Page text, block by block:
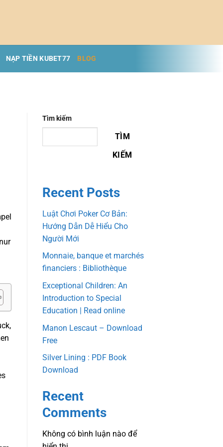
NẠP TIỀN KUBET77 BLOG
Tìm kiếm
TÌM
KIẾM
Recent Posts
Luật Chơi Poker Cơ Bản:
Hướng Dẫn Dễ Hiểu Cho
Người Mới
Monnaie, banque et marchés
financiers : Bibliothèque
Exceptional Children: An
Introduction to Special
Education | Read online
Manon Lescaut – Download
Free
Silver Lining : PDF Book
Download
Recent
Comments
Không có bình luận nào để